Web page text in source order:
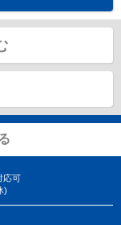
応可
)